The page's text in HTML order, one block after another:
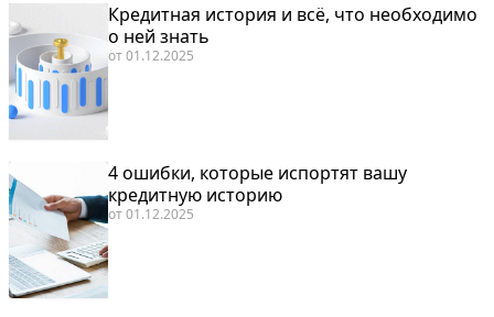
Кредитная история и всё, что необходимо
о ней знать
от01.12.2025
4 ошибки, которые испортят вашу
кредитную историю
от01.12.2025